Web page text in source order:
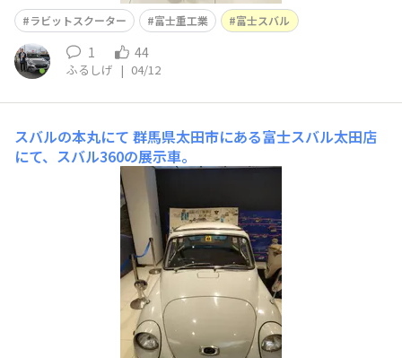
ラビットスクーター 富士重工業 富士スバル
1 44
ふるしげ | 04/12
スバルの本丸にて 群馬県太田市にある富士スバル太田店
にて、スバル360の展示車。